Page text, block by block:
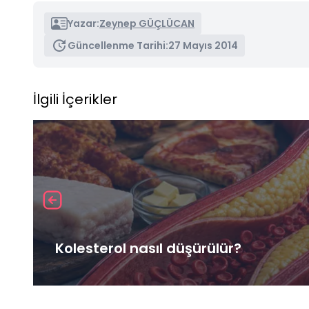
Yazar:Zeynep GÜÇLÜCAN
Güncellenme Tarihi:27 Mayıs 2014
İlgili İçerikler
Kolesterol nasıl düşürülür?